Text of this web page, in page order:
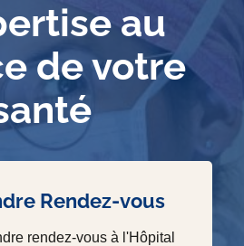
au
de votre
Rendez-vous
rendez-vous à l'Hôpital